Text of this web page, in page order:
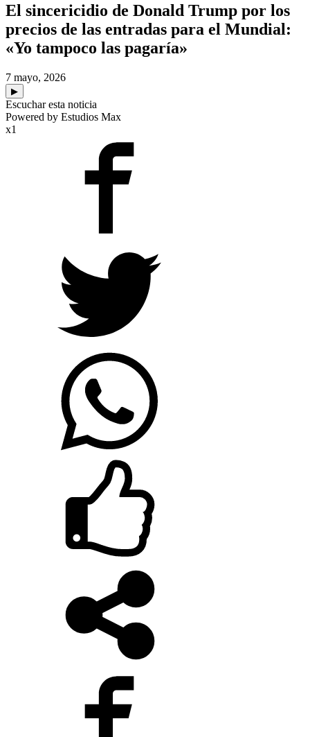
El sincericidio de Donald Trump por los
precios de las entradas para el Mundial:
«Yo tampoco las pagaría»
7 mayo, 2026
▶
Escuchar esta noticia
Powered by Estudios Max
x1